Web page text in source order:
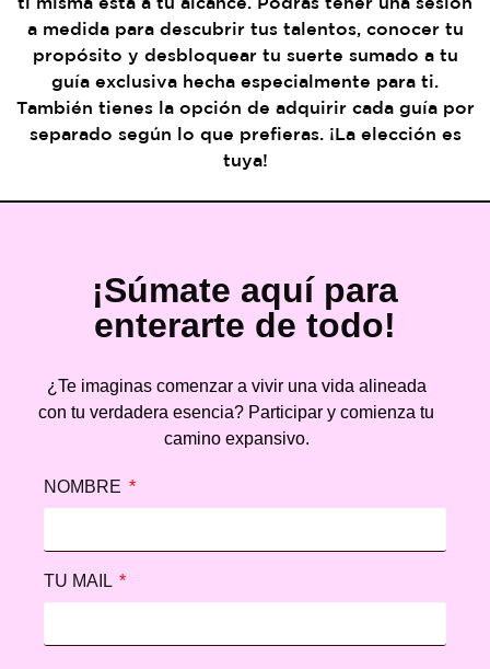
a medida para descubrir tus talentos, conocer tu
propósito y desbloquear tu suerte sumado a tu
guía exclusiva hecha especialmente para ti.
También tienes la opción de adquirir cada guía por
separado según lo que prefieras. ¡La elección es
tuya!
¡Súmate aquí para
enterarte de todo!
¿Te imaginas comenzar a vivir una vida alineada
con tu verdadera esencia? Participar y comienza tu
camino expansivo.
NOMBRE
TU MAIL